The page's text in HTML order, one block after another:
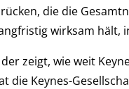
die die
wirksam hält,
zeigt, wie weit
die Keynes-